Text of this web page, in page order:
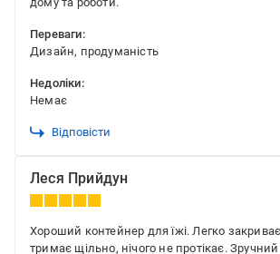
Переваги:
Дизайн, продуманість
Недоліки:
Немає
Відповісти
Леся Прийдун
Хороший контейнер для їжі. Легко
тримає щільно, нічого не протікає. Зручний